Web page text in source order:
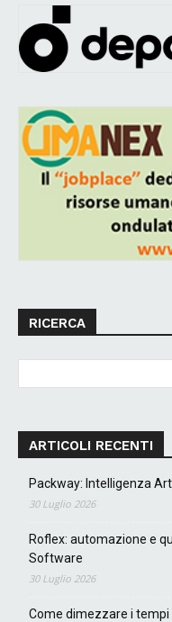
RICERCA
ARTICOLI RECENTI
Packway: Intelligenza
30 Luglio 2026
Roflex: automazione e
Software
30 Luglio 2026
Come dimezzare i